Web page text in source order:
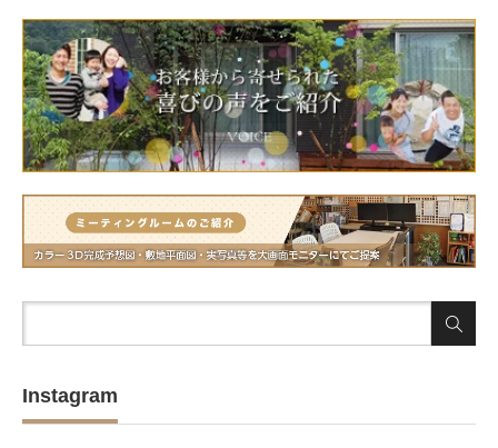
Instagram